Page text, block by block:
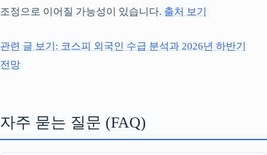
조정으로 이어질 가능성이 있습니다. 출처 보기
관련 글 보기: 코스피 외국인 수급 분석과 2026년 하반기
전망
자주 묻는 질문 (FAQ)